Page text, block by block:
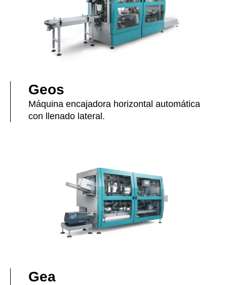
Geos
Máquina encajadora horizontal automática
con llenado lateral.
Gea